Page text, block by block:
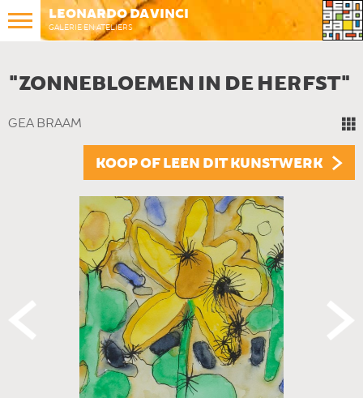
LEONARDO DA VINCI
GALERIE EN ATELIERS
"ZONNEBLOEMEN IN DE HERFST"
GEA BRAAM
KOOP OF LEEN DIT KUNSTWERK